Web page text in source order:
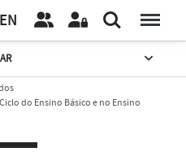
EN
do Ensino Básico e no Ensino